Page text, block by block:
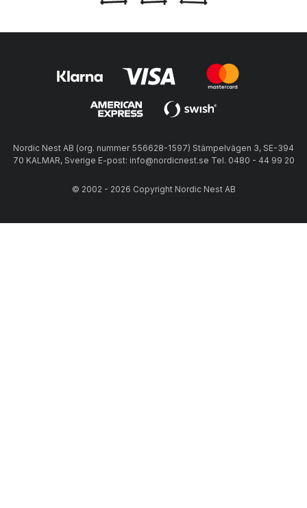
Nordic Nest AB (org. nummer 556628-1597) Stämpelvägen 3, SE-394
70 KALMAR, Sverige E-post: info@nordicnest.se Tel. 0480 - 44 99 20
© 2002 - 2026 Copyright Nordic Nest AB